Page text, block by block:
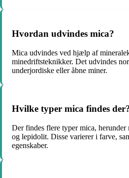
Hvordan udvindes mica?
Mica udvindes ved hjælp af
minedriftsteknikker. Det udvindes
underjordiske eller åbne miner.
Hvilke typer mica findes
Der findes flere typer mica,
og lepidolit. Disse varierer i farve,
egenskaber.